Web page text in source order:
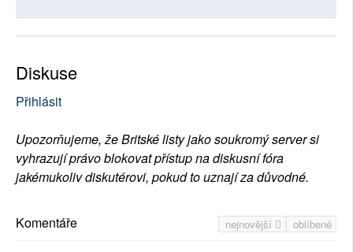
Diskuse
Přihlásit
Upozorňujeme, že Britské listy jako soukromý server si
vyhrazují právo blokovat přístup na diskusní fóra
jakémukoliv diskutérovi, pokud to uznají za důvodné.
nejnovější oblíbené
Komentáře